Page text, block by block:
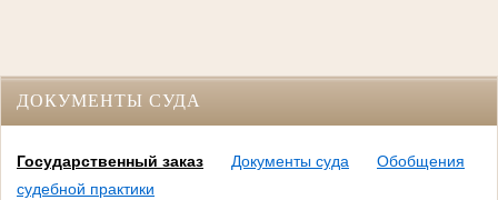
ДОКУМЕНТЫ СУДА
Государственный заказ Документы суда
Обобщения
судебной практики